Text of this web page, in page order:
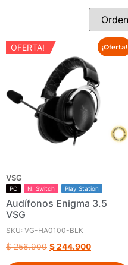
¡Oferta!
OFERTA!
VSG
PC N. Switch Play Station
Audífonos Enigma 3.5
VSG
SKU: VG-HA0100-BLK
$256.900 $244.900